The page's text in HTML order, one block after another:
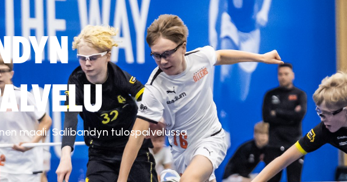
maali. Salibandyn tulospalvelussa.